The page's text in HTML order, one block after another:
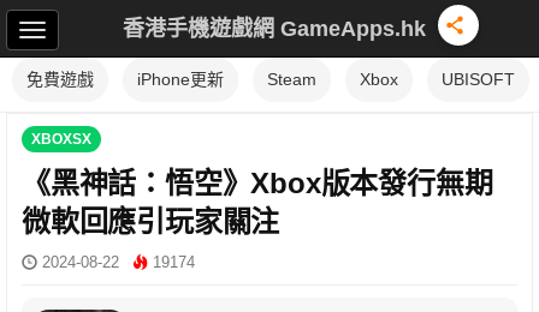
香港手機遊戲網 GameApps.hk
免費遊戲 iPhone更新 Steam Xbox UBISOFT
XBOXSX
《黑神話：悟空》Xbox版本發行無期
微軟回應引玩家關注
2024-08-22 19174